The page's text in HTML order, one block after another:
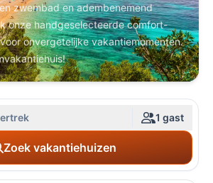
zwembad en adembenemend
onze handgeselecteerde comfort-
onvergetelijke vakantiemomenten.
1 gast
Zoek vakantiehuizen